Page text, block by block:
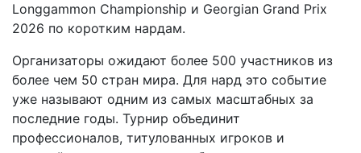
Longgammon Championship и Georgian Grand Prix
2026 по коротким нардам.
Организаторы ожидают более 500 участников из
более чем 50 стран мира. Для нард это событие
уже называют одним из самых масштабных за
последние годы. Турнир объединит
профессионалов, титулованных игроков и